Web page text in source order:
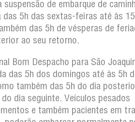
suspensão de embarque de
das 5h das sextas-feiras até às
das 5h de vésperas de
ao seu retorno.
Bom Despacho para São
das 5h dos domingos até às 5h
também das 5h do dia
dia seguinte. Veículos pesados
e também pacientes em